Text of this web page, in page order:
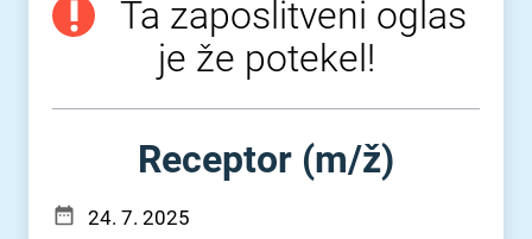
Ta zaposlitveni oglas
je že potekel!
Receptor (m⁠/⁠ž)
24. 7. 2025